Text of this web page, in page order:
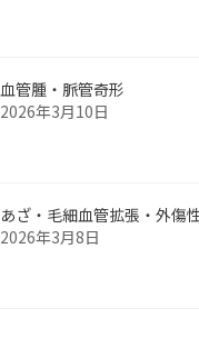
血管腫・脈管奇形
2026年3月10日
あざ‧毛細血管拡張‧外傷
2026年3月8日